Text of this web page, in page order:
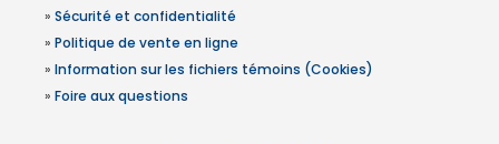
» Sécurité et confidentialité
» Politique de vente en ligne
» Information sur les fichiers témoins (Cookies)
» Foire aux questions